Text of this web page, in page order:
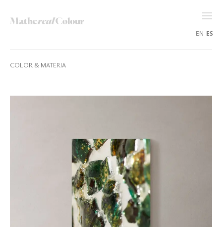
COLOR & MATERIA
EN ES